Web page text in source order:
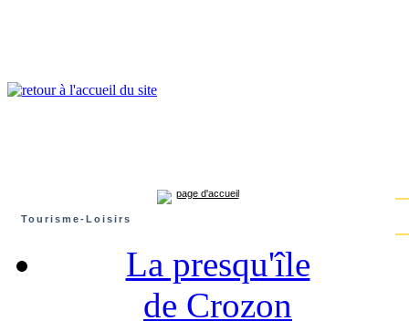
page d'accueil
Tourisme-Loisirs
La presqu'île
de Crozon